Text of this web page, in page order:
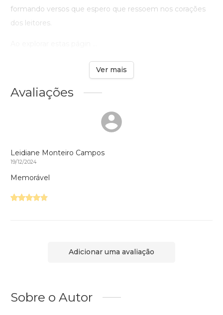
formando versos que espero que ressoem nos corações
dos leitores.
Ver mais
Avaliações
Leidiane Monteiro Campos
19/12/2024
Memorável
Adicionar uma avaliação
Sobre o Autor